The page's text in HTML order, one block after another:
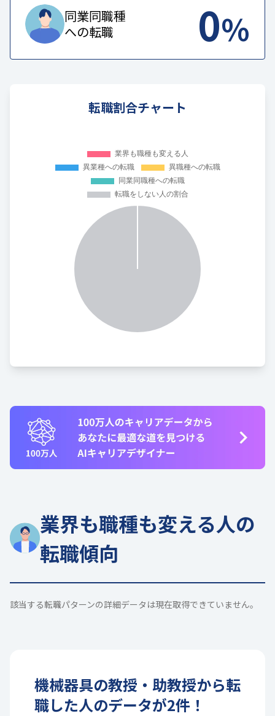
同業同職種
への転職
0%
転職割合チャート
業界も職種も変える人の
転職傾向
該当する転職パターンの詳細データは現在取得できていません。
機械器具の教授・助教授から転
職した人のデータが2件！